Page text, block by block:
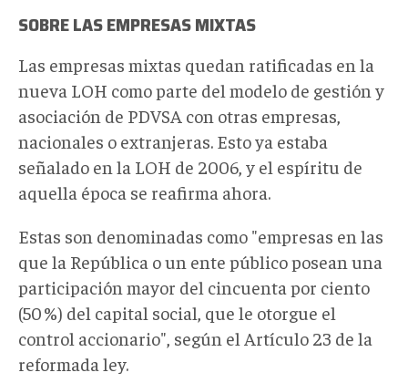
SOBRE LAS EMPRESAS MIXTAS
Las empresas mixtas quedan ratificadas en la
nueva LOH como parte del modelo de gestión y
asociación de PDVSA con otras empresas,
nacionales o extranjeras. Esto ya estaba
señalado en la LOH de 2006, y el espíritu de
aquella época se reafirma ahora.
Estas son denominadas como "empresas en las
que la República o un ente público posean una
participación mayor del cincuenta por ciento
(50 %) del capital social, que le otorgue el
control accionario", según el Artículo 23 de la
reformada ley.